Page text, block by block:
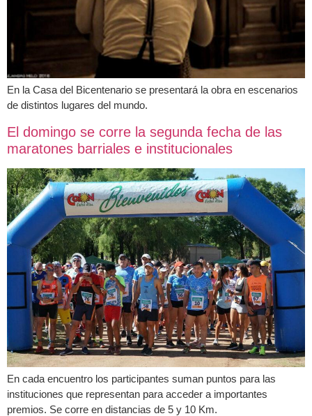
En la Casa del Bicentenario se presentará la obra en escenarios
de distintos lugares del mundo.
El domingo se corre la segunda fecha de las
maratones barriales e institucionales
En cada encuentro los participantes suman puntos para las
instituciones que representan para acceder a importantes
premios. Se corre en distancias de 5 y 10 Km.